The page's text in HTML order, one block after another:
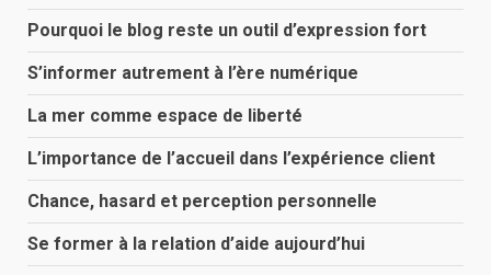
Pourquoi le blog reste un outil d’expression fort
S’informer autrement à l’ère numérique
La mer comme espace de liberté
L’importance de l’accueil dans l’expérience client
Chance, hasard et perception personnelle
Se former à la relation d’aide aujourd’hui